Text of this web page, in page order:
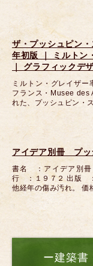
ザ・プッシュピン
年初版 ｜ ミルトン
｜ グラフィックデ
ミルトン・グレイザー
フランス・Musee des
れた、プッシュピン・
アイデア別冊 プッ
書名 ：アイデア別
行 ：１９７２ 出版
他経年の傷み汚れ。
ー建築書